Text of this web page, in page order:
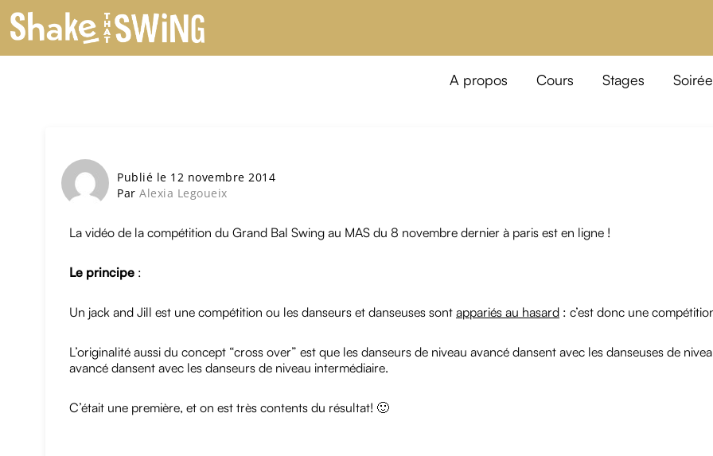
A propos Cours Stages
Publié le 12 novembre 2014
Par Alexia Legoueix
La vidéo de la compétition du Grand Bal Swing au MAS du 8 novembre dernier à paris est en ligne !
Le principe :
Un jack and Jill est une compétition ou les danseurs et danseuses sont appariés au hasard : c’est donc une
L’originalité aussi du concept “cross over” est que les danseurs de niveau avancé dansent avec les danseuses de
avancé dansent avec les danseurs de niveau intermédiaire.
C’était une première, et on est très contents du résultat! 🙂